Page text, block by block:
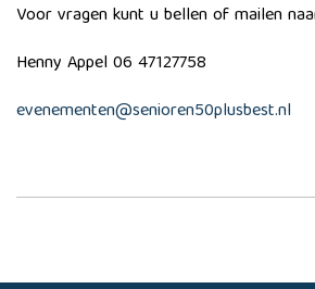
​Voor vragen kunt u bellen of mailen
Henny Appel 06 47127758
evenementen@senioren50plusbest.nl